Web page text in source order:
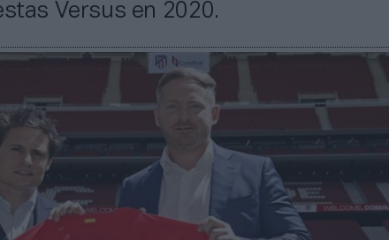
Versus en 2020.